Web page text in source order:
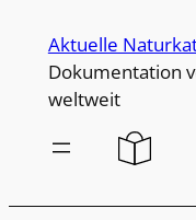
Inhalt
wechseln
Aktuelle
Dokumentation
weltweit